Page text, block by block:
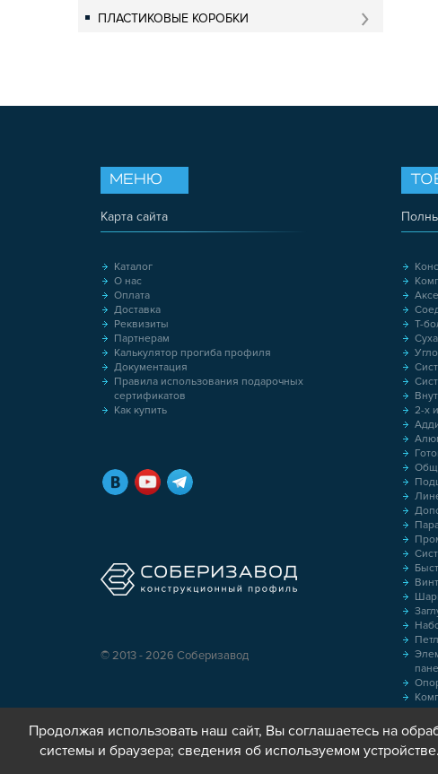
ПЛАСТИКОВЫЕ КОРОБКИ
Т-
2-х
МЕНЮ
Карта сайта
Каталог
О нас
Оплата
Доставка
Реквизиты
Партнерам
Калькулятор прогиба профиля
Документация
Правила использования подарочных
сертификатов
Как купить
© 2013 - 2026 Соберизавод
Продолжая использовать наш сайт, Вы соглашаетесь на
системы и браузера; сведения об используемом